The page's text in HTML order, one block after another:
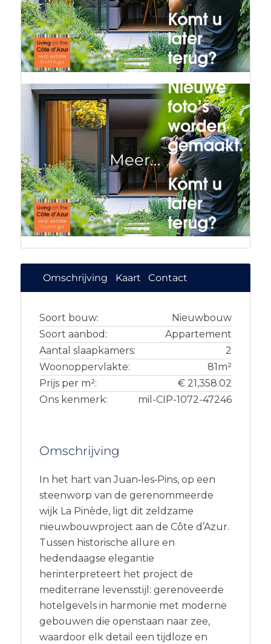
Omschrijving Kaart Contact
Soort bouw:
Nieuwbouw
Soort aanbod:
Appartement
Aantal slaapkamers:
2
Woonoppervlakte:
81m²
Prijs per m²:
€ 21,358.02
Ons kenmerk:
mil-CIP-1072-47246
Omschrijving
In het hart van Juan‑les‑Pins, op een
steenworp van de gerenommeerde
wijk La Pinède, ligt dit zeldzame
nieuwbouwproject aan de Côte d’Azur.
Tussen historische allure en
hedendaagse elegantie
herinterpreteert het project de
mediterrane levensstijl: gerenoveerde
hotelgevels in harmonie met moderne
gebouwen die openstaan naar zee,
waardoor elk detail een tijdloze en